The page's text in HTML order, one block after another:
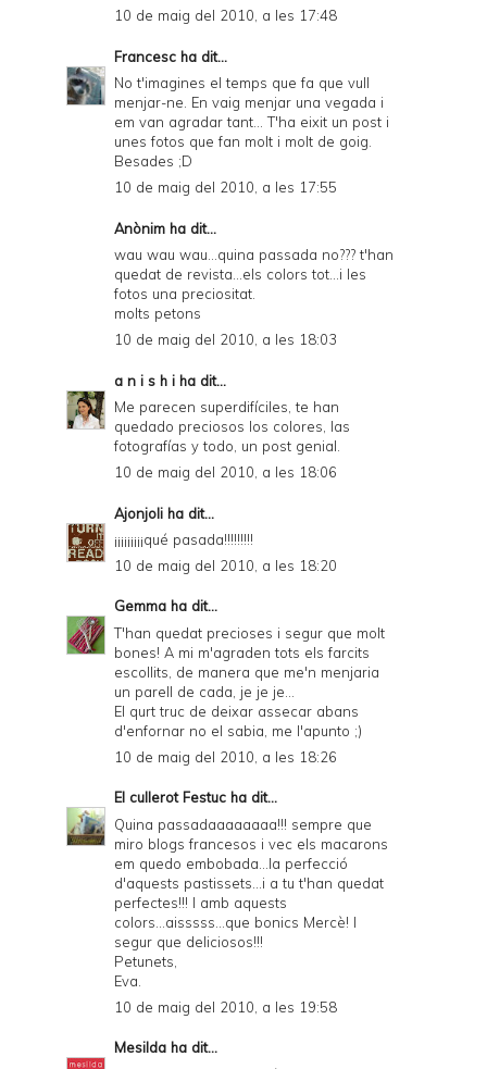
10 de maig del 2010, a les 17:48
Francesc ha dit...
No t'imagines el temps que fa que vull
menjar-ne. En vaig menjar una vegada i
em van agradar tant... T'ha eixit un post i
unes fotos que fan molt i molt de goig.
Besades ;D
10 de maig del 2010, a les 17:55
Anònim ha dit...
wau wau wau...quina passada no??? t'han
quedat de revista...els colors tot...i les
fotos una preciositat.
molts petons
10 de maig del 2010, a les 18:03
a n i s h i ha dit...
Me parecen superdifíciles, te han
quedado preciosos los colores, las
fotografías y todo, un post genial.
10 de maig del 2010, a les 18:06
Ajonjoli ha dit...
¡¡¡¡¡¡¡¡¡qué pasada!!!!!!!!!
10 de maig del 2010, a les 18:20
Gemma ha dit...
T'han quedat precioses i segur que molt
bones! A mi m'agraden tots els farcits
escollits, de manera que me'n menjaria
un parell de cada, je je je...
El qurt truc de deixar assecar abans
d'enfornar no el sabia, me l'apunto ;)
10 de maig del 2010, a les 18:26
El cullerot Festuc ha dit...
Quina passadaaaaaaaa!!! sempre que
miro blogs francesos i vec els macarons
em quedo embobada...la perfecció
d'aquests pastissets...i a tu t'han quedat
perfectes!!! I amb aquests
colors...aisssss...que bonics Mercè! I
segur que deliciosos!!!
Petunets,
Eva.
10 de maig del 2010, a les 19:58
Mesilda ha dit...